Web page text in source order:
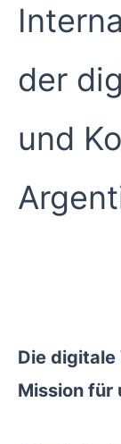
der
und
Die
Mission für